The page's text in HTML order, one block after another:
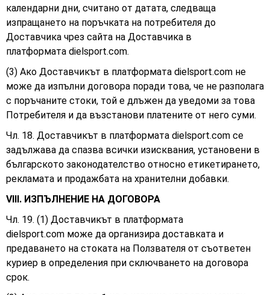
календарни дни, считано от датата, следваща
изпращането на поръчката на потребителя до
Доставчика чрез сайта на Доставчика в
платформата dielsport.com.
(3) Ако Доставчикът в платформата dielsport.com не
може да изпълни договора поради това, че не разполага
с поръчаните стоки, той е длъжен да уведоми за това
Потребителя и да възстанови платените от него суми.
Чл. 18. Доставчикът в платформата dielsport.com се
задължава да спазва всички изисквания, установени в
българското законодателство относно етикетирането,
рекламата и продажбата на хранителни добавки.
VIII. ИЗПЪЛНЕНИЕ НА ДОГОВОРА
Чл. 19. (1) Доставчикът в платформата
dielsport.com може да организира доставката и
предаването на стоката на Ползвателя от съответен
куриер в определения при сключването на договора
срок.